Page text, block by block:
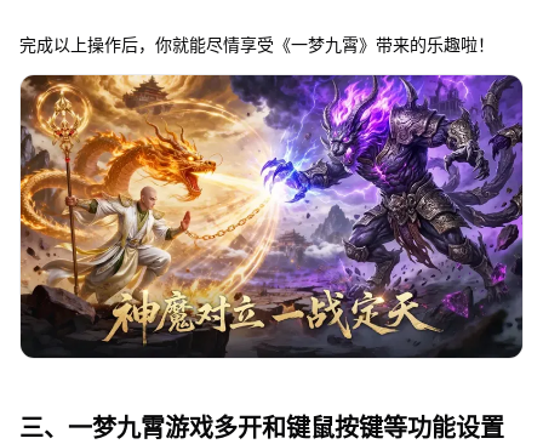
完成以上操作后，你就能尽情享受《一梦九霄》带来的乐趣啦！
三、一梦九霄游戏多开和键鼠按键等功能设置